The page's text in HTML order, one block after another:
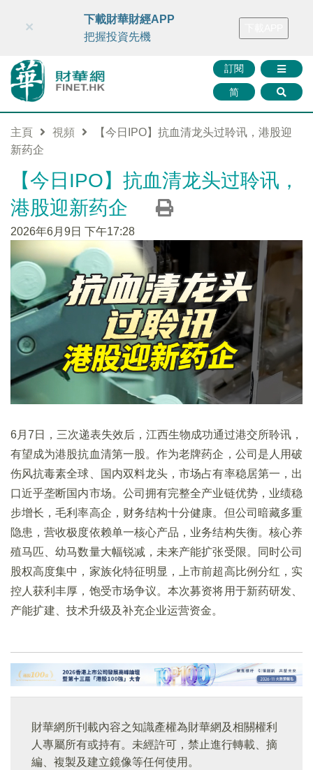
財華智庫網 FINTV FINMETA 財華證券 媒體矩陣
訂閱
简
×
下載財華財經APP
把握投資先機
主頁 視頻
【今日IPO】抗血清龙头过聆讯，港股迎
新药企
【今日IPO】抗血清龙头过聆讯，
港股迎新药企
2026年6月9日 下午17:28
6月7日，三次递表失效后，江西生物成功通过港交所聆讯，
有望成为港股抗血清第一股。作为老牌药企，公司是人用破
伤风抗毒素全球、国内双料龙头，市场占有率稳居第一，出
口近乎垄断国内市场。公司拥有完整全产业链优势，业绩稳
步增长，毛利率高企，财务结构十分健康。但公司暗藏多重
隐患，营收极度依赖单一核心产品，业务结构失衡。核心养
殖马匹、幼马数量大幅锐减，未来产能扩张受限。同时公司
股权高度集中，家族化特征明显，上市前超高比例分红，实
控人获利丰厚，饱受市场争议。本次募资将用于新药研发、
产能扩建、技术升级及补充企业运营资金。
財華網所刊載內容之知識產權為財華網及相關權利
人專屬所有或持有。未經許可，禁止進行轉載、摘
編、複製及建立鏡像等任何使用。